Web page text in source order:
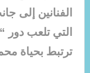
الفنانين إلى
التي تلعب دور
ترتبط بحياة